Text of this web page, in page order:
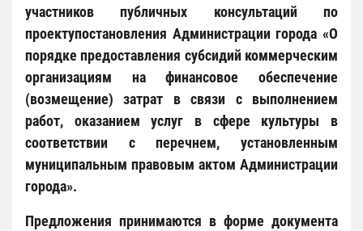
участников публичных консультаций по
проектупостановления Администрации города «О
порядке предоставления субсидий коммерческим
организациям на финансовое обеспечение
(возмещение) затрат в связи с выполнением
работ, оказанием услуг в сфере культуры в
соответствии с перечнем, установленным
муниципальным правовым актом Администрации
города».
Предложения принимаются в форме документа